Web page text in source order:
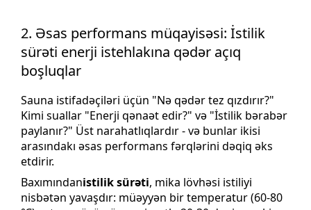
2. Əsas performans müqayisəsi: İstilik
sürəti enerji istehlakına qədər açıq
boşluqlar
Sauna istifadəçiləri üçün "Nə qədər tez qızdırır?"
Kimi suallar "Enerji qənaət edir?" və "İstilik bərabər
paylanır?" Üst narahatlıqlardır - və bunlar ikisi
arasındakı əsas performans fərqlərini dəqiq əks
etdirir.
Baxımındanistilik sürəti, mika lövhəsi istiliyi
nisbətən yavaşdır: müəyyən bir temperatur (60-80